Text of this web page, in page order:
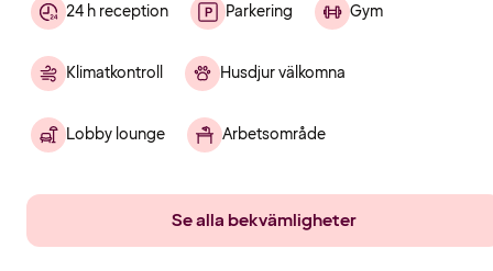
24 h reception Parkering Gym
Klimatkontroll Husdjur välkomna
Lobby lounge Arbetsområde
Se alla bekvämligheter